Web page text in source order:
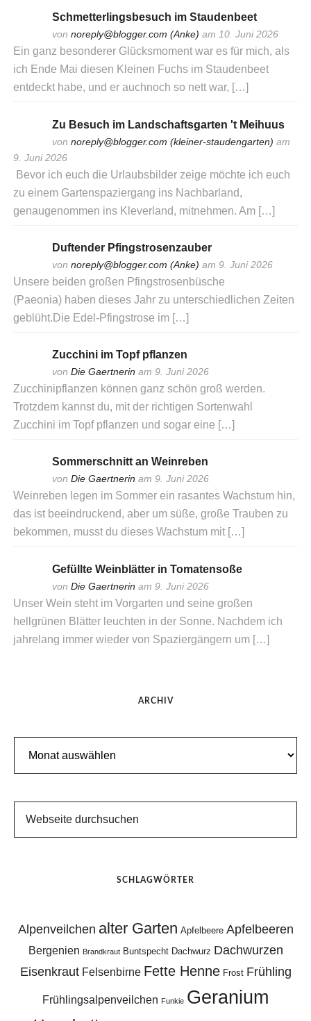
Schmetterlingsbesuch im Staudenbeet
vonnoreply@blogger.com (Anke) am 10. Juni 2026
Ein ganz besonderer Glücksmoment war es für mich, als
ich Ende Mai diesen Kleinen Fuchs im Staudenbeet
entdeckt habe, und er auchnoch so nett war, […]
Zu Besuch im Landschaftsgarten 't Meihuus
vonnoreply@blogger.com (kleiner-staudengarten) am
9. Juni 2026
Bevor ich euch die Urlaubsbilder zeige möchte ich euch
zu einem Gartenspaziergang ins Nachbarland,
genaugenommen ins Kleverland, mitnehmen. Am […]
Duftender Pfingstrosenzauber
vonnoreply@blogger.com (Anke) am 9. Juni 2026
Unsere beiden großen Pfingstrosenbüsche
(Paeonia) haben dieses Jahr zu unterschiedlichen Zeiten
geblüht.Die Edel-Pfingstrose im […]
Zucchini im Topf pflanzen
vonDie Gaertnerin am 9. Juni 2026
Zucchinipflanzen können ganz schön groß werden.
Trotzdem kannst du, mit der richtigen Sortenwahl
Zucchini im Topf pflanzen und sogar eine […]
Sommerschnitt an Weinreben
vonDie Gaertnerin am 9. Juni 2026
Weinreben legen im Sommer ein rasantes Wachstum hin,
das ist beeindruckend, aber um süße, große Trauben zu
bekommen, musst du dieses Wachstum mit […]
Gefüllte Weinblätter in Tomatensoße
vonDie Gaertnerin am 9. Juni 2026
Unser Wein steht im Vorgarten und seine großen
hellgrünen Blätter leuchten in der Sonne. Nachdem ich
jahrelang immer wieder von Spaziergängern um […]
ARCHIV
SCHLAGWÖRTER
Alpenveilchen alter Garten Apfelbeere Apfelbeeren
Bergenien Brandkraut Buntspecht Dachwurz Dachwurzen
Eisenkraut Felsenbirne Fette Henne Frost Frühling
Frühlingsalpenveilchen Funkie Geranium